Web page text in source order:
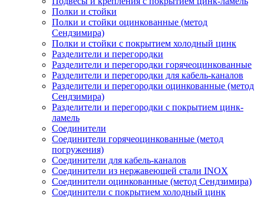
Полки и стойки
Полки и стойки оцинкованные (метод
Сендзимира)
Полки и стойки с покрытием холодный цинк
Разделители и перегородки
Разделители и перегородки горячеоцинкованные
Разделители и перегородки для кабель-каналов
Разделители и перегородки оцинкованные (метод
Сендзимира)
Разделители и перегородки с покрытием цинк-
ламель
Соединители
Соединители горячеоцинкованные (метод
погружения)
Соединители для кабель-каналов
Соединители из нержавеющей стали INOX
Соединители оцинкованные (метод Сендзимира)
Соединители с покрытием холодный цинк